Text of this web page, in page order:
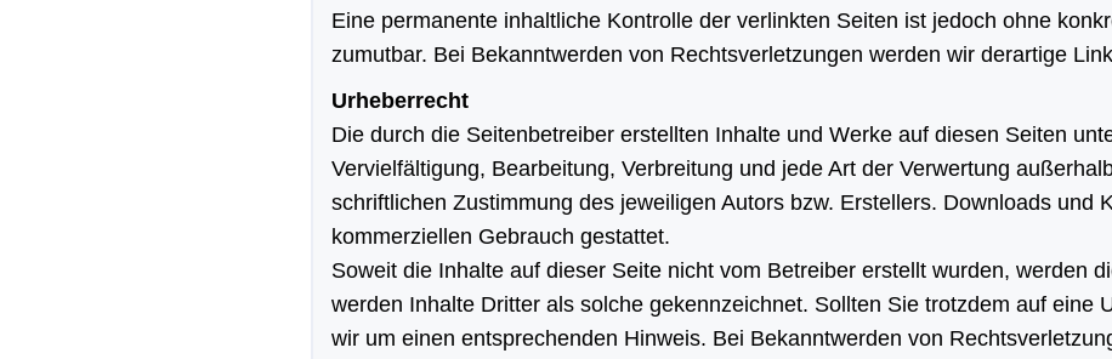
Eine permanente inhaltliche Kontrolle der verlinkten Seiten ist jedoch ohne
zumutbar. Bei Bekanntwerden von Rechtsverletzungen werden wir derartige
Urheberrecht
Die durch die Seitenbetreiber erstellten Inhalte und Werke auf diesen Seiten
Vervielfältigung, Bearbeitung, Verbreitung und jede Art der Verwertung
schriftlichen Zustimmung des jeweiligen Autors bzw. Erstellers. Downloads und
kommerziellen Gebrauch gestattet.
Soweit die Inhalte auf dieser Seite nicht vom Betreiber erstellt wurden, werden
werden Inhalte Dritter als solche gekennzeichnet. Sollten Sie trotzdem auf eine
wir um einen entsprechenden Hinweis. Bei Bekanntwerden von